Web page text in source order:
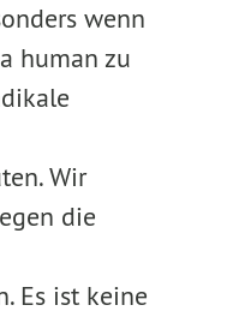
wenn
human zu
Wir
die
Es ist keine